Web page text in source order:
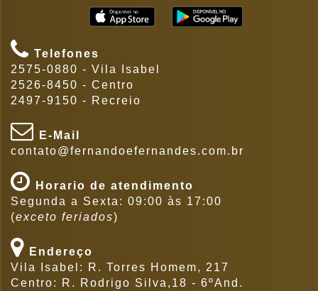
Telefones
2575-0880 - Vila Isabel
2526-8450 - Centro
2497-9150 - Recreio
E-Mail
contato@fernandoefernandes.com.br
Horario de atendimento
Segunda a Sexta: 09:00 às 17:00
(exceto feriados)
Endereço
Vila Isabel: R. Torres Homem, 217
Centro: R. Rodrigo Silva,18 - 6ºAnd.